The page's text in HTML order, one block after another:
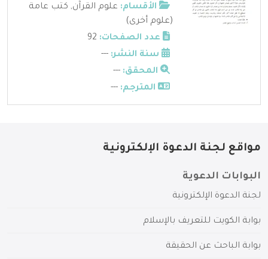
الأقسام: علوم القرآن, كتب عامة
(علوم أخرى)
عدد الصفحات:
سنة النشر: ---
المحقق: ---
المترجم: ---
مواقع لجنة الدعوة الإلكترونية
البوابات الدعوية
لجنة الدعوة الإلكترونية
بوابة الكويت للتعريف بالإسلام
بوابة الباحث عن الحقيقة